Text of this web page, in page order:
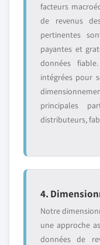
facteurs
de revenus
pertinentes
payantes et
données
intégrées pour
principales
distributeurs,
4.
Notre
une approche
données de